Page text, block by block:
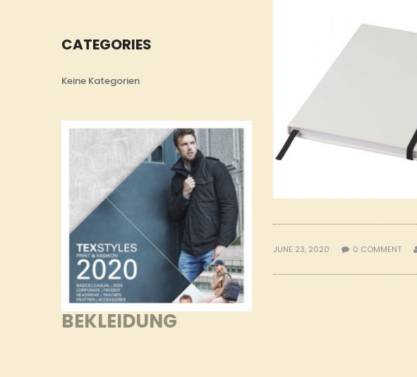
CATEGORIES
Keine Kategorien
BEKLEIDUNG
JUNE 23, 2020 0 COMMENT